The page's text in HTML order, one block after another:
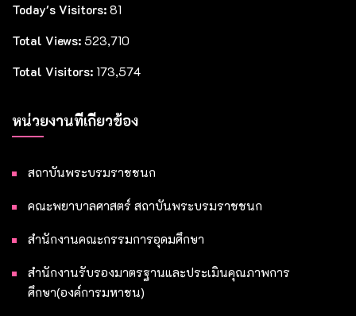
Today's Visitors: 81
Total Views: 523,710
Total Visitors: 173,574
หน่วยงานที่เกี่ยวข้อง
สถาบันพระบรมราชชนก
คณะพยาบาลศาสตร์ สถาบันพระบรมราชชนก
สำนักงานคณะกรรมการอุดมศึกษา
สำนักงานรับรองมาตรฐานและประเมินคุณภาพการ
ศึกษา(องค์การมหาชน)